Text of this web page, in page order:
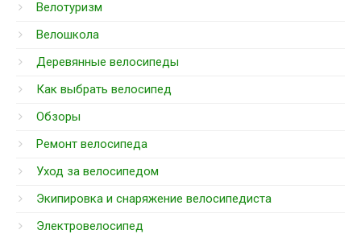
Велотуризм
Велошкола
Деревянные велосипеды
Как выбрать велосипед
Обзоры
Ремонт велосипеда
Уход за велосипедом
Экипировка и снаряжение велосипедиста
Электровелосипед